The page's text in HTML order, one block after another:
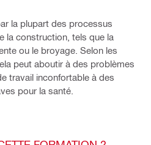
la plupart des processus
la construction, tels que la
ou le broyage. Selon les
peut aboutir à des problèmes
travail inconfortable à des
pour la santé.